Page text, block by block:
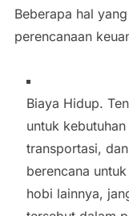
Beberapa hal
perencanaan
Biaya Hidup.
untuk
transportasi,
berencana
hobi lainnya,